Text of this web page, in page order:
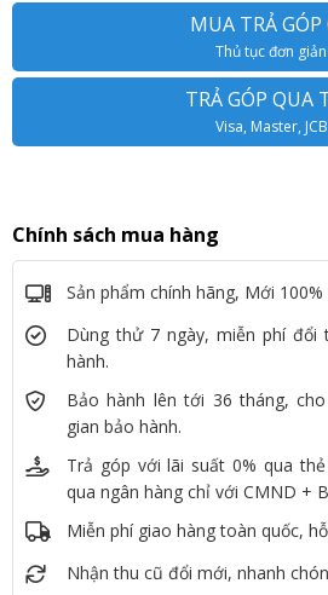
MUA TRẢ GÓP
Thủ tục đơn giản
TRẢ GÓP QUA
Visa, Master, JCB
Chính sách mua hàng
Sản phẩm chính hãng, Mới 100%
Dùng thử 7 ngày, miễn phí đổi
hành.
Bảo hành lên tới 36 tháng,
gian bảo hành.
Trả góp với lãi suất 0% qua
qua ngân hàng chỉ với CMND +
Miễn phí giao hàng toàn quốc,
Nhận thu cũ đổi mới, nhanh